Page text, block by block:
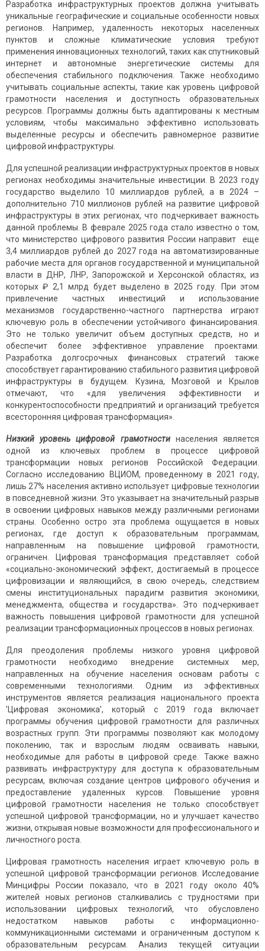
Разработка инфраструктурных проектов должна учитывать
уникальные географические и социальные особенности новых
регионов. Например, удаленность некоторых населенных
пунктов и сложные климатические условия требуют
применения инновационных технологий, таких как спутниковый
интернет и автономные энергетические системы для
обеспечения стабильного подключения. Также необходимо
учитывать социальные аспекты, такие как уровень цифровой
грамотности населения и доступность образовательных
ресурсов. Программы должны быть адаптированы к местным
условиям, чтобы максимально эффективно использовать
выделенные ресурсы и обеспечить равномерное развитие
цифровой инфраструктуры.
Для успешной реализации инфраструктурных проектов в новых
регионах необходимы значительные инвестиции. В 2023 году
государство выделило 10 миллиардов рублей, а в 2024 –
дополнительно 710 миллионов рублей на развитие цифровой
инфраструктуры в этих регионах, что подчеркивает важность
данной проблемы. В феврале 2025 года стало известно о том,
что министерство цифрового развития России направит еще
3,4 миллиардов рублей до 2027 года на автоматизированные
рабочие места для органов государственной и муниципальной
власти в ДНР, ЛНР, Запорожской и Херсонской областях, из
которых ₽ 2,1 млрд будет выделено в 2025 году. При этом
привлечение частных инвестиций и использование
механизмов государственно-частного партнерства играют
ключевую роль в обеспечении устойчивого финансирования.
Это не только увеличит объем доступных средств, но и
обеспечит более эффективное управление проектами.
Разработка долгосрочных финансовых стратегий также
способствует гарантированию стабильного развития цифровой
инфраструктуры в будущем. Кузина, Мозговой и Крылов
отмечают, что «для увеличения эффективности и
конкурентоспособности предприятий и организаций требуется
всесторонняя цифровая трансформация».
Низкий уровень цифровой грамотностинаселения является
одной из ключевых проблем в процессе цифровой
трансформации новых регионов Российской Федерации.
Согласно исследованию ВЦИОМ, проведенному в 2021 году,
лишь 27% населения активно использует цифровые технологии
в повседневной жизни. Это указывает на значительный разрыв
в освоении цифровых навыков между различными регионами
страны. Особенно остро эта проблема ощущается в новых
регионах, где доступ к образовательным программам,
направленным на повышение цифровой грамотности,
ограничен. Цифровая трансформация представляет собой
«социально-экономический эффект, достигаемый в процессе
цифровизации и являющийся, в свою очередь, следствием
смены институциональных парадигм развития экономики,
менеджмента, общества и государства». Это подчеркивает
важность повышения цифровой грамотности для успешной
реализации трансформационных процессов в новых регионах.
Для преодоления проблемы низкого уровня цифровой
грамотности необходимо внедрение системных мер,
направленных на обучение населения основам работы с
современными технологиями. Одним из эффективных
инструментов является реализация национального проекта
'Цифровая экономика', который с 2019 года включает
программы обучения цифровой грамотности для различных
возрастных групп. Эти программы позволяют как молодому
поколению, так и взрослым людям осваивать навыки,
необходимые для работы в цифровой среде. Также важно
развивать инфраструктуру для доступа к образовательным
ресурсам, включая создание центров цифрового обучения и
предоставление удаленных курсов. Повышение уровня
цифровой грамотности населения не только способствует
успешной цифровой трансформации, но и улучшает качество
жизни, открывая новые возможности для профессионального и
личностного роста.
Цифровая грамотность населения играет ключевую роль в
успешной цифровой трансформации регионов. Исследование
Минцифры России показало, что в 2021 году около 40%
жителей новых регионов сталкивались с трудностями при
использовании цифровых технологий, что обусловлено
недостатком навыков работы с информационно-
коммуникационными системами и ограниченным доступом к
образовательным ресурсам. Анализ текущей ситуации